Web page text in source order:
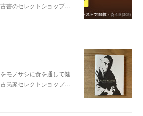
書のセレクトショップ…
モノサシに食を通して健
民家セレクトショップ…